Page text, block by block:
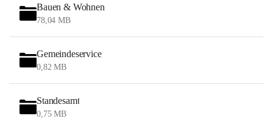
Bauen & Wohnen
78,04 MB
Gemeindeservice
0,82 MB
Standesamt
0,75 MB